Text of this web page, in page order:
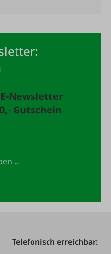
Newsletter
Gutschein
Telefonisch erreichbar: